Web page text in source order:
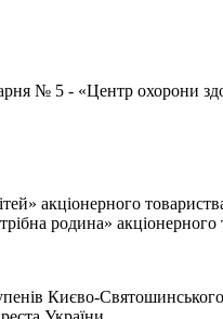
№ 5 - «Центр охорони
акціонерного
родина»
Києво-